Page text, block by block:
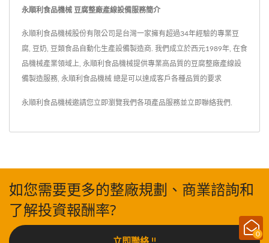
0
永順利食品機械 豆腐整廠產線設備服務簡介
永順利食品機械股份有限公司是台灣一家擁有超過34年經驗的專業豆
腐, 豆奶, 豆類食品自動化生產設備製造商. 我們成立於西元1989年, 在食
品機械產業領域上, 永順利食品機械提供專業高品質的豆腐整廠產線設
備製造服務, 永順利食品機械 總是可以達成客戶各種品質的要求
永順利食品機械邀請您立即瀏覽我們各項產品服務並立即聯絡我們
如您需要更多的整廠規劃、商業諮詢和
了解投資報酬率?